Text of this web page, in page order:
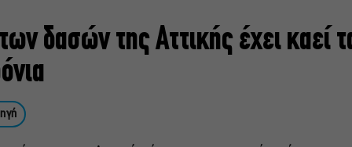
δασών της Αττικής έχει καεί